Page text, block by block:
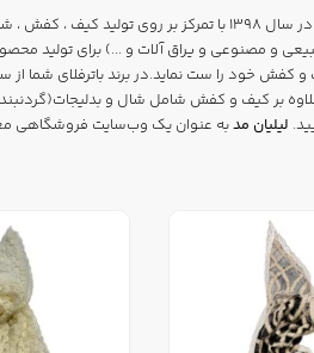
تولید کننده انواع اکسسوری زنانه است که در سال
و مصنوعی و یراق آلات و ...) برای تولید
کفش خود را ست نماید.در برند باترفلای شما
بر کیف و کفش شامل شال و
لیلیان مدبه عنوان یک وب‌سایت فروشگاهی